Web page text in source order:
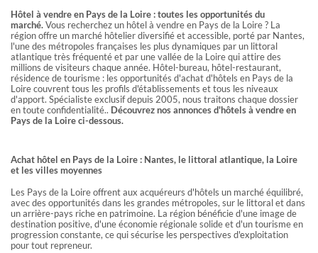
INFOS
Retrouvez des articles sur l'hôtellerie et le camping, participez à
des webinaires… GRAVITAO vous tient au courant des actualités
du marché.
LES VIDÉOS DE TÉMOIGNAGES
CLIENTS
D'EXPÉRIENCES
Découvrez des articles utiles rédigés par nos conseillers
Hôtel à vendre en Pays de la Loire : toutes les opportunités du
marché.Vous recherchez un hôtel à vendre en Pays de la Loire ? La
région offre un marché hôtelier diversifié et accessible, porté par Nantes,
l'une des métropoles françaises les plus dynamiques par un littoral
atlantique très fréquenté et par une vallée de la Loire qui attire des
millions de visiteurs chaque année. Hôtel-bureau, hôtel-restaurant,
résidence de tourisme : les opportunités d'achat d'hôtels en Pays de la
Loire couvrent tous les profils d'établissements et tous les niveaux
d'apport. Spécialiste exclusif depuis 2005, nous traitons chaque dossier
en toute confidentialité.. Découvrez nos annonces d'hôtels à vendre en
Pays de la Loire ci-dessous.
Achat hôtel en Pays de la Loire : Nantes, le littoral atlantique, la Loire
et les villes moyennes
Les Pays de la Loire offrent aux acquéreurs d'hôtels un marché équilibré,
avec des opportunités dans les grandes métropoles, sur le littoral et dans
un arrière-pays riche en patrimoine. La région bénéficie d'une image de
destination positive, d'une économie régionale solide et d'un tourisme en
progression constante, ce qui sécurise les perspectives d'exploitation
pour tout repreneur.